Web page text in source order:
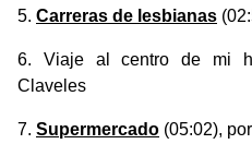
Carreras de lesbianas
Viaje al centro de mi
Claveles
Supermercado (05:02), por